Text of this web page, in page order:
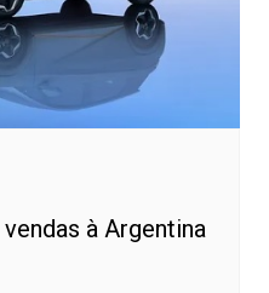
à Argentina